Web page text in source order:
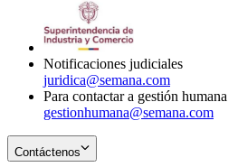
Notificaciones judiciales
juridica@semana.com
Para contactar a gestión humana
gestionhumana@semana.com
Contáctenos